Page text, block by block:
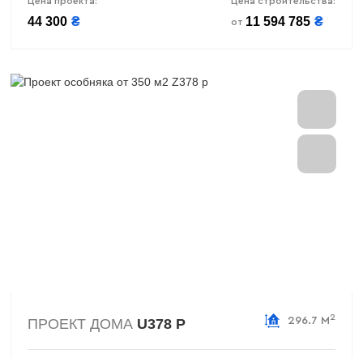
44 300 ₴ от 11 594 785 ₴
ПРОЕКТ ДОМА U378 P 296.7 М 2